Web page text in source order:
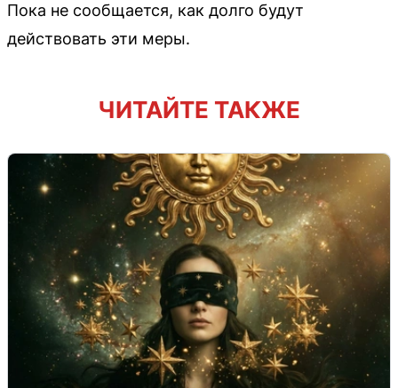
Пока не сообщается, как долго будут
действовать эти меры.
ЧИТАЙТЕ ТАКЖЕ